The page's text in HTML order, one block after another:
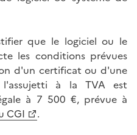
que le logiciel ou le
les conditions prévues
d'un certificat ou d'une
l'assujetti à la TVA est
à 7 500 €, prévue à
CGI
.